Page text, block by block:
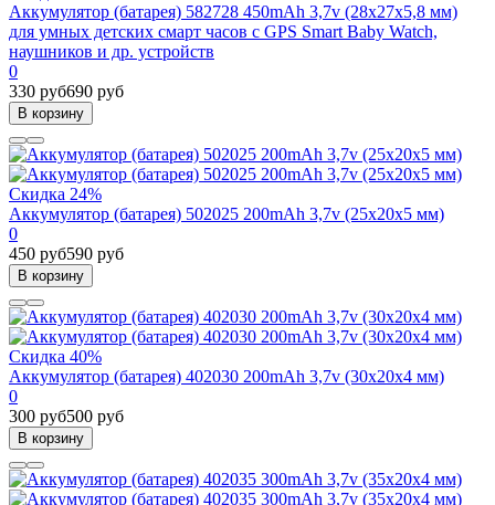
Аккумулятор (батарея) 582728 450mAh 3,7v (28х27х5,8 мм)
для умных детских смарт часов с GPS Smart Baby Watch,
наушников и др. устройств
0
330 руб690 руб
В корзину
Скидка 24%
Аккумулятор (батарея) 502025 200mAh 3,7v (25х20х5 мм)
0
450 руб590 руб
В корзину
Скидка 40%
Аккумулятор (батарея) 402030 200mAh 3,7v (30х20х4 мм)
0
300 руб500 руб
В корзину